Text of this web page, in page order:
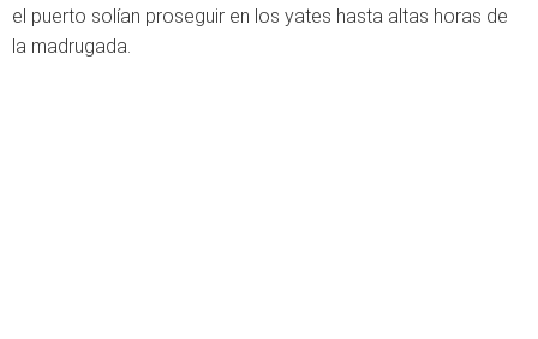
el puerto solían proseguir en los yates hasta altas horas de
la madrugada.